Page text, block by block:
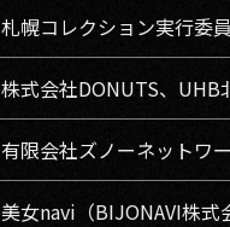
札幌コレクション実行委
株式会社DONUTS、UHB
有限会社ズノーネットワ
美女navi（BIJONAVI株